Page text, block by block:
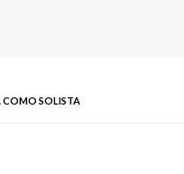
COMO SOLISTA